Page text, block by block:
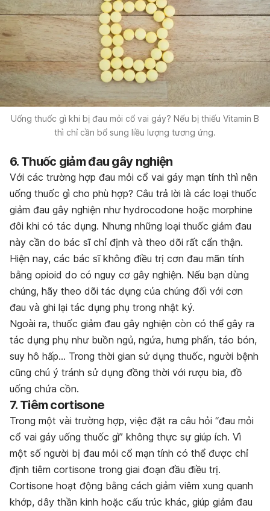
Uống thuốc gì khi bị đau mỏi cổ vai gáy? Nếu bị thiếu Vitamin B
thì chỉ cần bổ sung liều lượng tương ứng.
6. Thuốc giảm đau gây nghiện
Với các trường hợp đau mỏi cổ vai gáy mạn tính thì nên
uống thuốc gì cho phù hợp? Câu trả lời là các loại thuốc
giảm đau gây nghiện như hydrocodone hoặc morphine
đôi khi có tác dụng. Nhưng những loại thuốc giảm đau
này cần do bác sĩ chỉ định và theo dõi rất cẩn thận.
Hiện nay, các bác sĩ không điều trị cơn đau mãn tính
bằng opioid do có nguy cơ gây nghiện. Nếu bạn dùng
chúng, hãy theo dõi tác dụng của chúng đối với cơn
đau và ghi lại tác dụng phụ trong nhật ký.
Ngoài ra, thuốc giảm đau gây nghiện còn có thể gây ra
tác dụng phụ như buồn ngủ, ngứa, hưng phấn, táo bón,
suy hô hấp… Trong thời gian sử dụng thuốc, người bệnh
cũng chú ý tránh sử dụng đồng thời với rượu bia, đồ
uống chứa cồn.
7. Tiêm cortisone
Trong một vài trường hợp, việc đặt ra câu hỏi “đau mỏi
cổ vai gáy uống thuốc gì” không thực sự giúp ích. Vì
một số người bị đau mỏi cổ mạn tính có thể được chỉ
định tiêm cortisone trong giai đoạn đầu điều trị.
Cortisone hoạt động bằng cách giảm viêm xung quanh
khớp, dây thần kinh hoặc cấu trúc khác, giúp giảm đau